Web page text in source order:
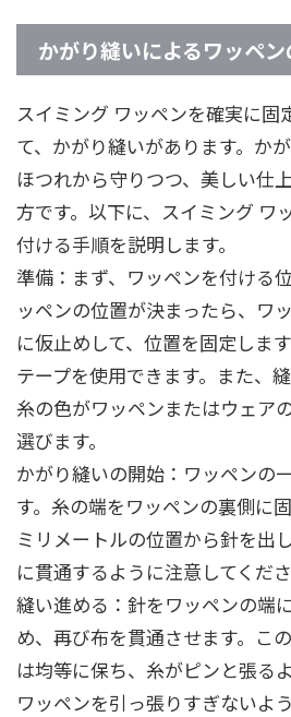
かがり縫いによるワッペ
スイミング ワッペンを確実に固
て、かがり縫いがあります。か
ほつれから守りつつ、美しい仕
方です。以下に、スイミング ワ
付ける手順を説明します。
準備：まず、ワッペンを付ける
ッペンの位置が決まったら、ワ
に仮止めして、位置を固定しま
テープを使用できます。また、
糸の色がワッペンまたはウェア
選びます。
かがり縫いの開始：ワッペンの
す。糸の端をワッペンの裏側に
ミリメートルの位置から針を出
に貫通するように注意してくださ
縫い進める：針をワッペンの端
め、再び布を貫通させます。こ
は均等に保ち、糸がピンと張る
ワッペンを引っ張りすぎないよ